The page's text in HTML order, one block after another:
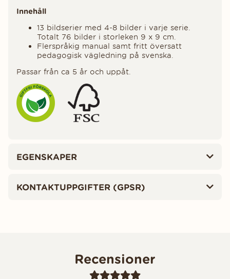
Innehåll
13 bildserier med 4-8 bilder i varje serie.
Totalt 76 bilder i storleken 9 x 9 cm.
Flerspråkig manual samt fritt översatt
pedagogisk vägledning på svenska.
Passar från ca 5 år och uppåt.
EGENSKAPER
KONTAKTUPPGIFTER (GPSR)
Recensioner